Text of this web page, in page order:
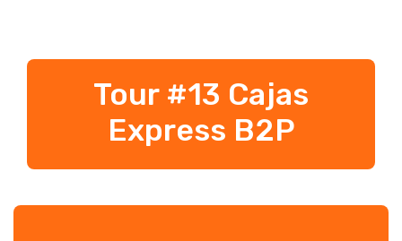
Tour #13 Cajas
Express B2P